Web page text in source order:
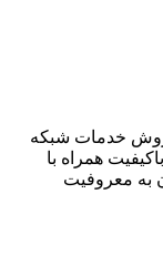
شبکه
همراه با